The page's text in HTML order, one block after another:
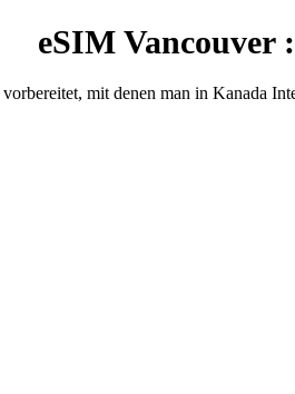
eSIM Vancouver
mit denen man in Kanada